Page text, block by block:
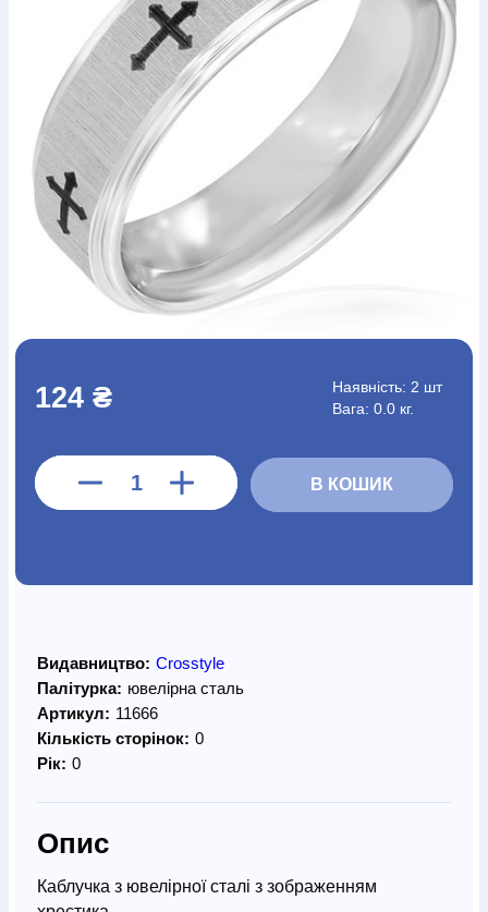
Шлюб і сім`я Юдаїзм
Супутні товари
Періодика
АудіоРучки кулькові
Галантерея
Закладки для книг Футболки БрелокиСумки
Біжутерія
Блокноти
Щоденники / щотижневики
Вироби з дерева
Вироби з кераміки і глини
Вироби з срібла
Картини
Навчальні мапиШкіряні вироби МагнітиМеталеві
виробиМіні-лампи Наклейки Настільні ігриПакети
подарунковіПлакатиПластмасові виробиХустки
Подарункові картки
Розвиваючі ігриРепринти
Зошити ФотокартиниЧохли на БибліїГоловні убори
Календарі Канцелярскі товариКомп`ютерні ігри
Сувенирна продукція
Книга в комплекті
(097) 880-6379
124 ₴ Наявність: 2 шт
Вага: 0.0 кг.
В КОШИК
Видавництво: Crosstyle
Палітурка: ювелірна сталь
Артикул: 11666
Кількість сторінок: 0
Рік: 0
Опис
Каблучка з ювелірної сталі з зображенням